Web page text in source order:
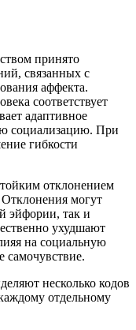
принято
связанных с
аффекта.
соответствует
адаптивное
социализацию. При
гибкости
отклонением
могут
эйфории, так и
ухудшают
на социальную
самочувствие.
несколько кодов
отдельному